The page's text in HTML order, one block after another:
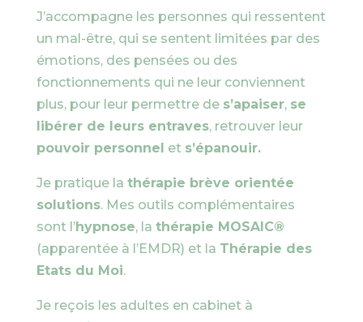
J’accompagne les personnes qui ressentent
un mal-être, qui se sentent limitées par des
émotions, des pensées ou des
fonctionnements qui ne leur conviennent
plus, pour leur permettre de s’apaiser, se
libérer de leurs entraves, retrouver leur
pouvoir personnel et s’épanouir.
Je pratique la thérapie brève orientée
solutions. Mes outils complémentaires
sont l’hypnose, la thérapie MOSAIC®
(apparentée à l’EMDR) et la Thérapie des
Etats du Moi.
Je reçois les adultes en cabinet à